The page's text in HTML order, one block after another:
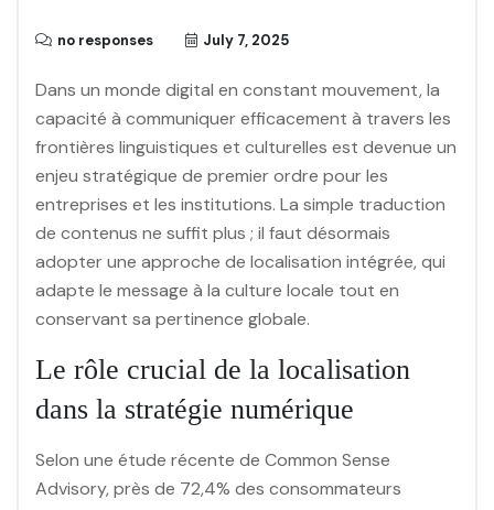
no responses July 7, 2025
Dans un monde digital en constant mouvement, la
capacité à communiquer efficacement à travers les
frontières linguistiques et culturelles est devenue un
enjeu stratégique de premier ordre pour les
entreprises et les institutions. La simple traduction
de contenus ne suffit plus ; il faut désormais
adopter une approche de localisation intégrée, qui
adapte le message à la culture locale tout en
conservant sa pertinence globale.
Le rôle crucial de la localisation
dans la stratégie numérique
Selon une étude récente de Common Sense
Advisory, près de 72,4% des consommateurs